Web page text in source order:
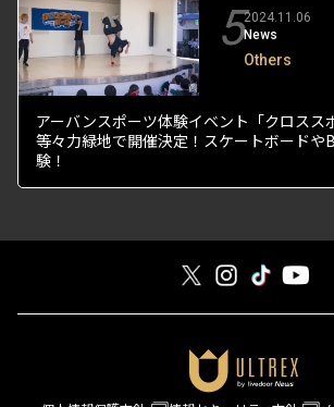
52024.11.06
News
Others
アーバンスポーツ体験イベント「クロスス
等々力緑地で開催決定！スケートボードや
験！